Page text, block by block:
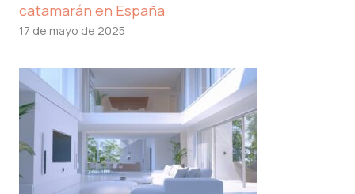
catamarán en España
17 de mayo de 2025